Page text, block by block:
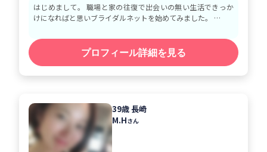
はじめまして。 職場と家の往復で出会いの無い生活できっか
けになればと思いブライダルネットを始めてみました。 …
プロフィール詳細を見る
39歳 長崎
M.Hさん